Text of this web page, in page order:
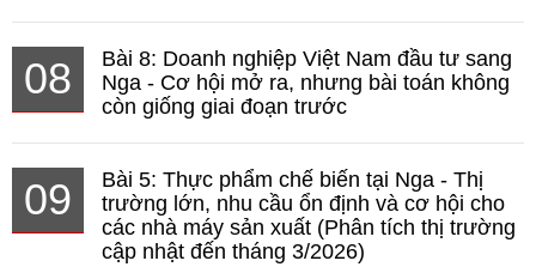
08
Bài 8: Doanh nghiệp Việt Nam đầu tư sang
Nga - Cơ hội mở ra, nhưng bài toán không
còn giống giai đoạn trước
09
Bài 5: Thực phẩm chế biến tại Nga - Thị
trường lớn, nhu cầu ổn định và cơ hội cho
các nhà máy sản xuất (Phân tích thị trường
cập nhật đến tháng 3/2026)